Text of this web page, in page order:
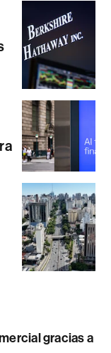
gracias a